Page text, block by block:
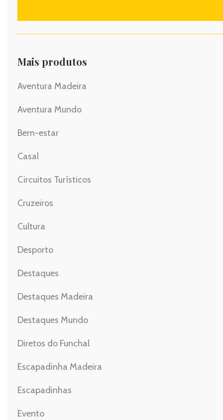
Mais produtos
Aventura Madeira
Aventura Mundo
Bem-estar
Casal
Circuitos Turísticos
Cruzeiros
Cultura
Desporto
Destaques
Destaques Madeira
Destaques Mundo
Diretos do Funchal
Escapadinha Madeira
Escapadinhas
Evento